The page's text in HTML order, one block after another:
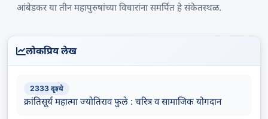
आंबेडकर या तीन महापुरुषांच्या विचारांना समर्पित हे संकेतस्थळ.
लोकप्रिय लेख
2333 दृश्ये
क्रांतिसूर्य महात्मा ज्योतिराव फुले : चरित्र व सामाजिक योगदान